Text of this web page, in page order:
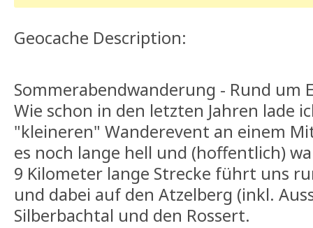
Geocache Description:
Sommerabendwanderung - Rund um
Wie schon in den letzten Jahren lade
"kleineren" Wanderevent an einem
es noch lange hell und (hoffentlich)
9 Kilometer lange Strecke führt uns
und dabei auf den Atzelberg (inkl.
Silberbachtal und den Rossert.